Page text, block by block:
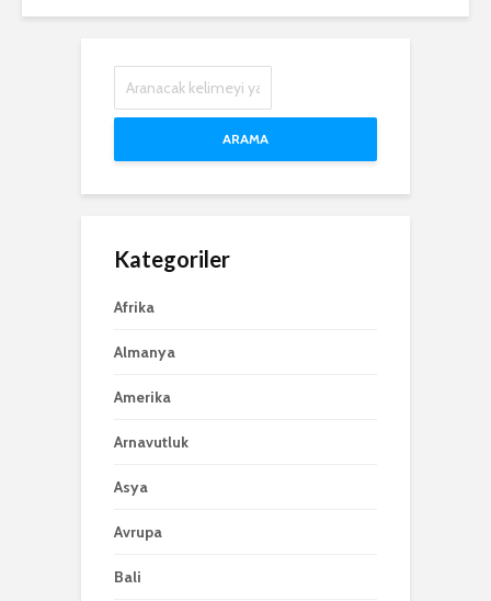
ARAMA
Kategoriler
Afrika
Almanya
Amerika
Arnavutluk
Asya
Avrupa
Bali